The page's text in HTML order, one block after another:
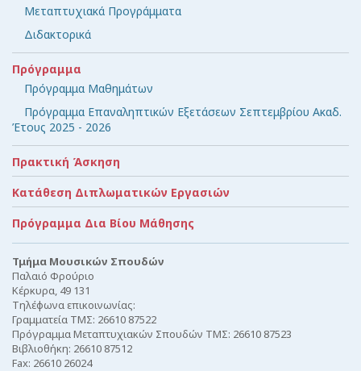
Μεταπτυχιακά Προγράμματα
Διδακτορικά
Πρόγραμμα
Πρόγραμμα Μαθημάτων
Πρόγραμμα Επαναληπτικών Εξετάσεων Σεπτεμβρίου Ακαδ.
Έτους 2025 - 2026
Πρακτική Άσκηση
Κατάθεση Διπλωματικών Εργασιών
Πρόγραμμα Δια Βίου Μάθησης
Τμήμα Μουσικών Σπουδών
Παλαιό Φρούριο
Κέρκυρα, 49 131
Τηλέφωνα επικοινωνίας:
Γραμματεία ΤΜΣ: 26610 87522
Πρόγραμμα Μεταπτυχιακών Σπουδών ΤΜΣ: 26610 87523
Βιβλιοθήκη: 26610 87512
Fax: 26610 26024